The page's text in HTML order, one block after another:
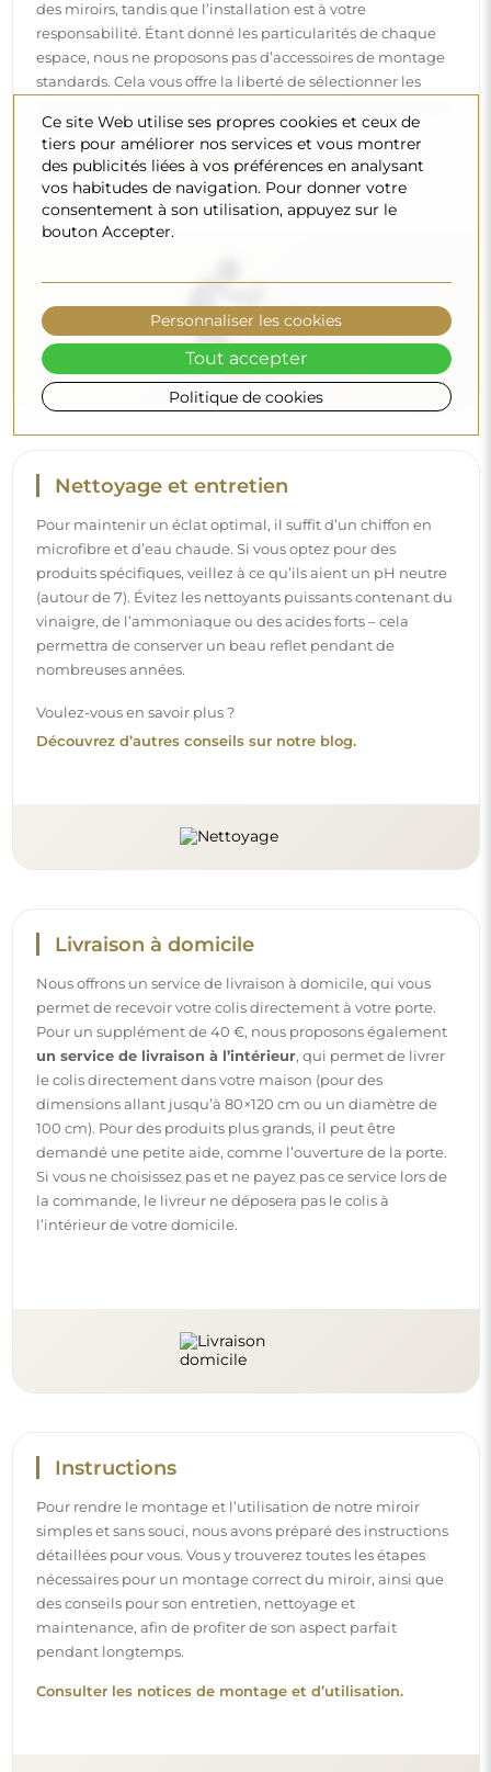
Nettoyage et entretien
Pour maintenir un éclat optimal, il suffit d’un chiffon en
produits spécifiques, veillez à ce qu’ils aient un pH neutre
(autour de 7). Évitez les nettoyants puissants contenant du
vinaigre, de l’ammoniaque ou des acides forts – cela
permettra de conserver un beau reflet pendant de
nombreuses années.
Livraison à domicile
Nous offrons un service de livraison à domicile, qui vous
permet de recevoir votre colis directement à votre porte.
Pour un supplément de 40 €, nous proposons également
un service de livraison à l’intérieur
, qui permet de livrer
le colis directement dans votre maison (pour des
dimensions allant jusqu’à 80×120 cm ou un diamètre de
demandé une petite aide, comme l’ouverture de la porte.
Si vous ne choisissez pas et ne payez pas ce service lors de
Instructions
Pour rendre le montage et l’utilisation de notre miroir
simples et sans souci, nous avons préparé des instructions
détaillées pour vous. Vous y trouverez toutes les étapes
nécessaires pour un montage correct du miroir, ainsi que
des conseils pour son entretien, nettoyage et
maintenance, afin de profiter de son aspect parfait
pendant longtemps.
Suivez-nous et restez informé
promotions, découvrez les tendances déco et trouvez
des idées pour de beaux intérieurs. Rejoignez notre
communauté et découvrez ce que nous préparons
spécialement pour vous !
Ce site Web utilise ses propres cookies et ceux de
tiers pour améliorer nos services et vous montrer
des publicités liées à vos préférences en analysant
vos habitudes de navigation. Pour donner votre
consentement à son utilisation, appuyez sur le
bouton Accepter.
Politique de cookies
Personnaliser les cookies
Tout accepter